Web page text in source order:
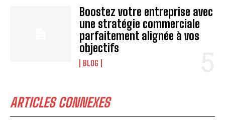
Boostez votre entreprise avec
une stratégie commerciale
parfaitement alignée à vos
objectifs
BLOG
ARTICLES CONNEXES